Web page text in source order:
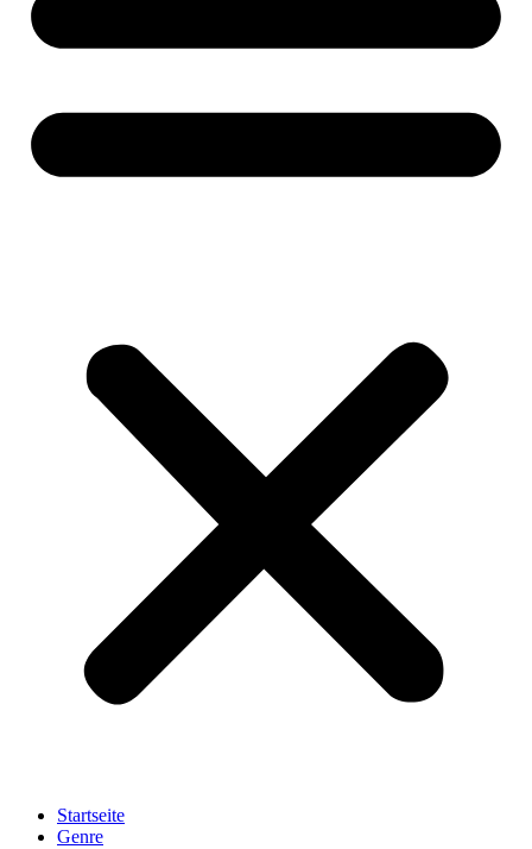
Startseite
Genre